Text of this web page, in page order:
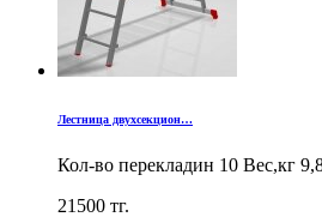
Лестница двухсекцион…
Кол-во перекладин 10 Вес,кг
21500 тг.